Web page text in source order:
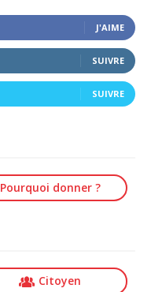
J'AIME
SUIVRE
SUIVRE
Pourquoi donner ?
Citoyen